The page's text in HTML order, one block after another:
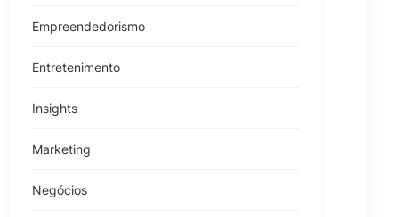
Empreendedorismo
Entretenimento
Insights
Marketing
Negócios